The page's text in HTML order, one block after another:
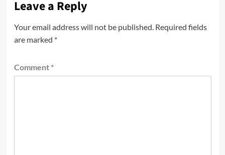
Leave a Reply
Your email address will not be published. Required fields
are marked *
Comment *